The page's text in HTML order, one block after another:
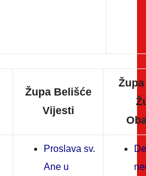
Župa Belišće
Vijesti
Proslava sv.
Ane u